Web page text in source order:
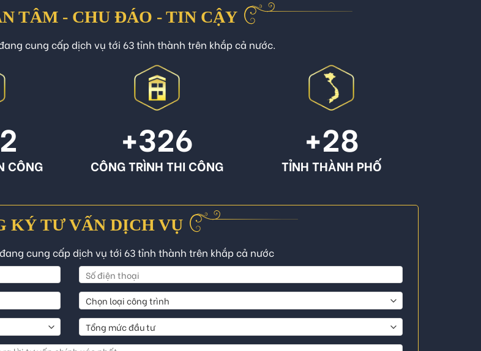
TÂM - CHU ĐÁO - TIN CẬY
đang cung cấp dịch vụ tới 63 tỉnh thành trên khắp cả nước.
CÔNG
+326
CÔNG TRÌNH THI CÔNG
+28
TỈNH THÀNH PHỐ
KÝ TƯ VẤN DỊCH VỤ
đang cung cấp dịch vụ tới 63 tỉnh thành trên khắp cả nước